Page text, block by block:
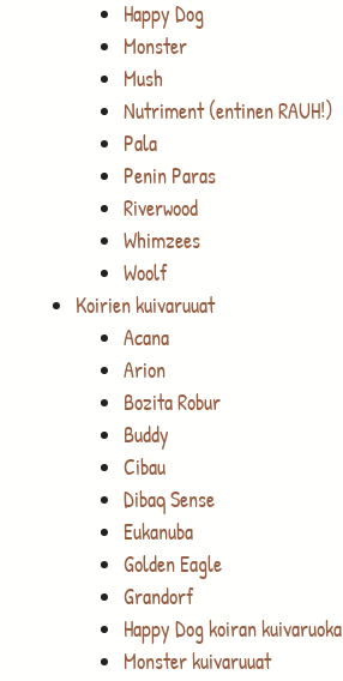
Happy Dog
Monster
Mush
Nutriment (entinen RAUH!)
Pala
Penin Paras
Riverwood
Whimzees
Woolf
Koirien kuivaruuat
Acana
Arion
Bozita Robur
Buddy
Cibau
Dibaq Sense
Eukanuba
Golden Eagle
Grandorf
Happy Dog koiran kuivaruoka
Monster kuivaruuat